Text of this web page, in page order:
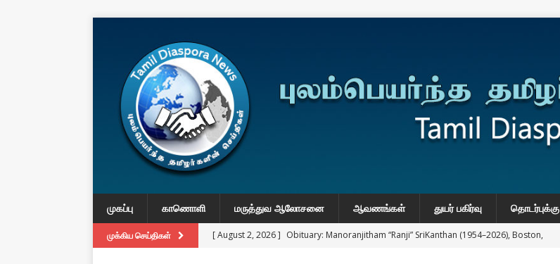
முகப்பு காணொளி மருத்துவ ஆலோசனை ஆவணங்கள் துயர் பகிர்வு தொடர்புக்கு
முக்கிய செய்திகள் [ August 2, 2026 ] Obituary: Manoranjitham “Ranji” SriKanthan (1954–2026), Boston,